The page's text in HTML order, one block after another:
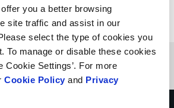
you a better browsing
site traffic and assist in our
select the type of cookies you
To manage or disable these cookies
Cookie Settings’. For more
Cookie Policy and Privacy